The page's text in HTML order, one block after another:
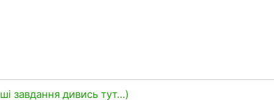
завдання дивись тут...)